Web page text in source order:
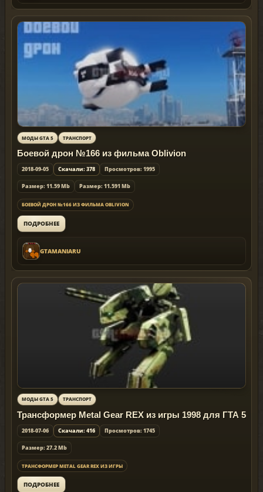
МОДЫ GTA 5 ТРАНСПОРТ
Боевой дрон №166 из фильма Oblivion
2018-09-05 Скачали: 378 Просмотров: 1995
Размер: 11.59 Mb Размер: 11.591 Mb
БОЕВОЙ ДРОН №166 ИЗ ФИЛЬМА OBLIVION
ПОДРОБНЕЕ
GTAMANIARU
МОДЫ GTA 5 ТРАНСПОРТ
Трансформер Metal Gear REX из игры 1998 для ГТА 5
2018-07-06 Скачали: 416 Просмотров: 1745
Размер: 27.2 Mb
ТРАНСФОРМЕР METAL GEAR REX ИЗ ИГРЫ
ПОДРОБНЕЕ